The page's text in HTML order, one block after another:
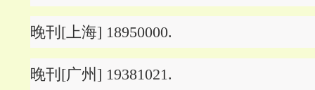
晚刊[上海] 18950000.
晚刊[广州] 19381021.